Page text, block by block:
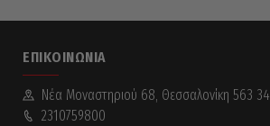
ΕΠΙΚΟΙΝΩΝΊΑ
Νέα Mοναστηριού 68, Θεσσαλονίκη 563 34
2310759800